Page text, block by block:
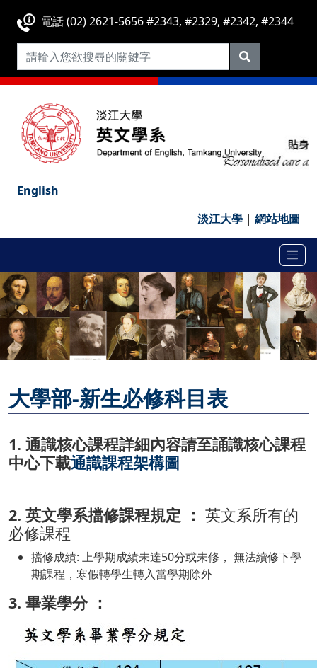
電話 (02) 2621-5656 #2343, #2329, #2342, #2344
English
淡江大學 | 網站地圖
大學部-新生必修科目表
1. 通識核心課程詳細內容請至誦識核心課程
中心下載通識課程架構圖
2. 英文學系擋修課程規定 ： 英文系所有的
必修課程
擋修成績: 上學期成績未達50分或未修， 無法續修下學
期課程，寒假轉學生轉入當學期除外
3. 畢業學分 ：